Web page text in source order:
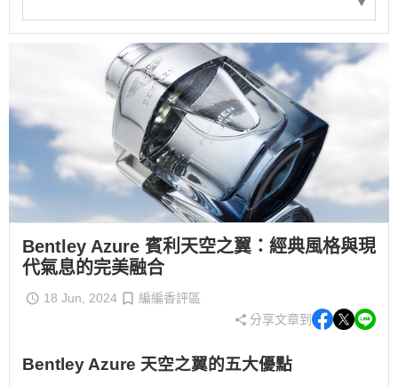
Bentley Azure 賓利天空之翼：經典風格與現
代氣息的完美融合
18 Jun, 2024
編編香評區
分享文章到
Bentley Azure 天空之翼的五大優點